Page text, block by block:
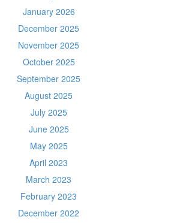
January 2026
December 2025
November 2025
October 2025
September 2025
August 2025
July 2025
June 2025
May 2025
April 2023
March 2023
February 2023
December 2022